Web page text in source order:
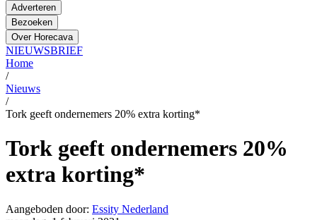
Adverteren
Bezoeken
Over Horecava
NIEUWSBRIEF
Home
/
Nieuws
/
Tork geeft ondernemers 20% extra korting*
Tork geeft ondernemers 20%
extra korting*
Aangeboden door: Essity Nederland